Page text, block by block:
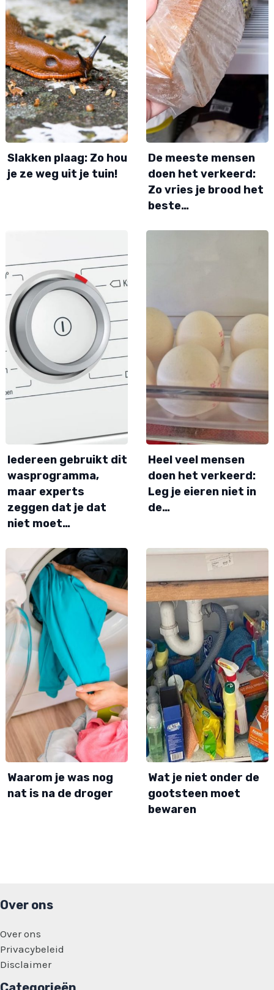
Slakken plaag: Zo hou
je ze weg uit je tuin!
De meeste mensen
doen het verkeerd:
Zo vries je brood het
beste…
Iedereen gebruikt dit
wasprogramma,
maar experts
zeggen dat je dat
niet moet…
Heel veel mensen
doen het verkeerd:
Leg je eieren niet in
de…
Waarom je was nog
nat is na de droger
Wat je niet onder de
gootsteen moet
bewaren
Over ons
Over ons
Privacybeleid
Disclaimer